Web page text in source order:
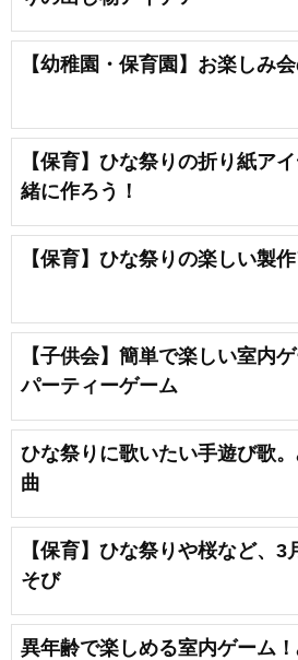
【幼稚園・保育園】お楽しみ
【保育】ひな祭りの折り紙ア
緒に作ろう！
【保育】ひな祭りの楽しい製
【子供会】簡単で楽しい室内
パーティーゲーム
ひな祭りに歌いたい手遊び歌
曲
【保育】ひな祭りや桜など、
そび
異年齢で楽しめる室内ゲーム